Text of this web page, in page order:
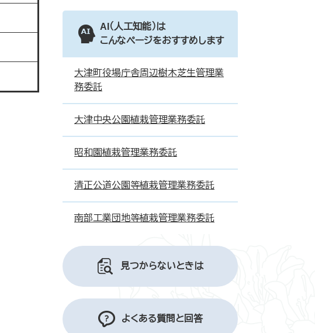
AI（人工知能）は
こんなページをおすすめします
大津町役場庁舎周辺樹木芝生管理業
務委託
大津中央公園植栽管理業務委託
昭和園植栽管理業務委託
清正公道公園等植栽管理業務委託
南部工業団地等植栽管理業務委託
見つからないときは
よくある質問と回答